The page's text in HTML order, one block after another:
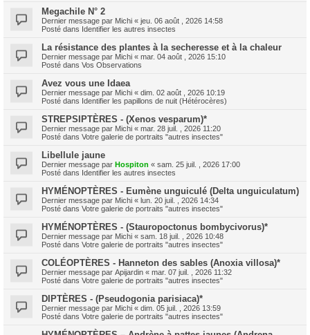
Megachile N° 2
Dernier message par Michi « jeu. 06 août , 2026 14:58
Posté dans Identifier les autres insectes
La résistance des plantes à la secheresse et à la chaleur
Dernier message par Michi « mar. 04 août , 2026 15:10
Posté dans Vos Observations
Avez vous une Idaea
Dernier message par Michi « dim. 02 août , 2026 10:19
Posté dans Identifier les papillons de nuit (Hétérocères)
STREPSIPTÈRES - (Xenos vesparum)*
Dernier message par Michi « mar. 28 juil. , 2026 11:20
Posté dans Votre galerie de portraits "autres insectes"
Libellule jaune
Dernier message par Hospiton « sam. 25 juil. , 2026 17:00
Posté dans Identifier les autres insectes
HYMÉNOPTÈRES - Eumène unguiculé (Delta unguiculatum)
Dernier message par Michi « lun. 20 juil. , 2026 14:34
Posté dans Votre galerie de portraits "autres insectes"
HYMÉNOPTÈRES - (Stauropoctonus bombycivorus)*
Dernier message par Michi « sam. 18 juil. , 2026 10:48
Posté dans Votre galerie de portraits "autres insectes"
COLÉOPTÈRES - Hanneton des sables (Anoxia villosa)*
Dernier message par Apijardin « mar. 07 juil. , 2026 11:32
Posté dans Votre galerie de portraits "autres insectes"
DIPTÈRES - (Pseudogonia parisiaca)*
Dernier message par Michi « dim. 05 juil. , 2026 13:59
Posté dans Votre galerie de portraits "autres insectes"